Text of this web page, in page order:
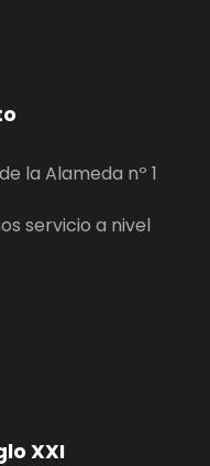
la Alameda nº 1
servicio a nivel
XXI